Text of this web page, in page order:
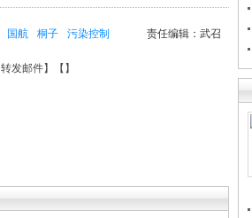
责任编辑：武召
国航 桐子 污染控制
转发邮件】【 】